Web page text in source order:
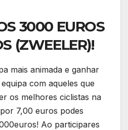
3000 EUROS
(ZWEELER)!
mais animada e ganhar
com aqueles que
os melhores ciclistas na
7,00 euros podes
Ao participares